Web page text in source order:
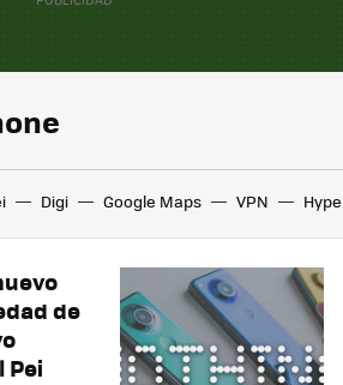
Digi Google Maps VPN
de
Pei